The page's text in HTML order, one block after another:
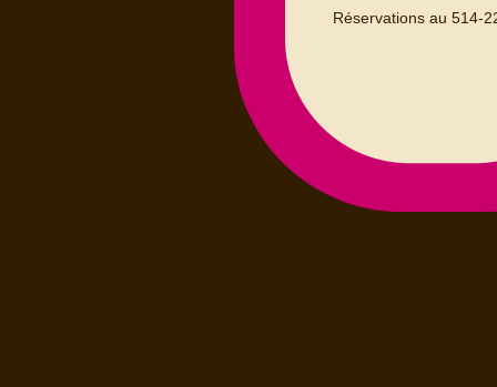
Réservations au 514-